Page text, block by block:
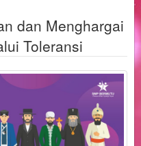
dan Menghargai
Toleransi